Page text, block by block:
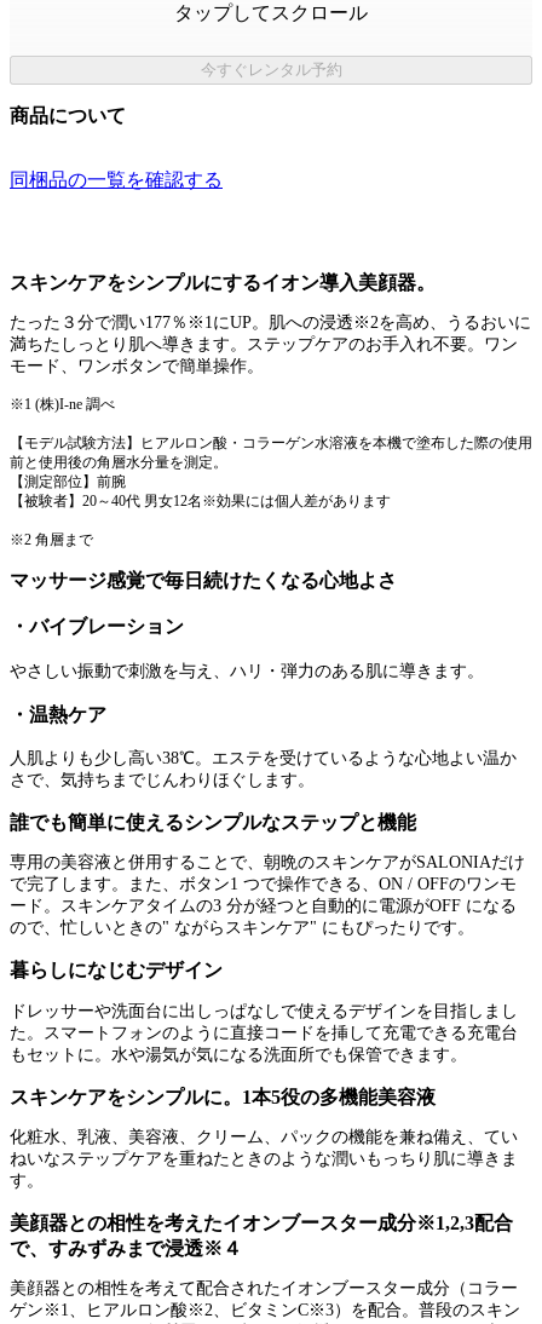
タップしてスクロール
今すぐレンタル予約
商品について
同梱品の一覧を確認する
スキンケアをシンプルにするイオン導入美顔器。
たった３分で潤い177％※1にUP。肌への浸透※2を高め、うるおいに
満ちたしっとり肌へ導きます。ステップケアのお手入れ不要。ワン
モード、ワンボタンで簡単操作。
※1 (株)I-ne 調べ
【モデル試験方法】ヒアルロン酸・コラーゲン水溶液を本機で塗布した際の使用
前と使用後の角層水分量を測定。
【測定部位】前腕
【被験者】20～40代 男女12名※効果には個人差があります
※2 角層まで
マッサージ感覚で毎日続けたくなる心地よさ
・バイブレーション
やさしい振動で刺激を与え、ハリ・弾力のある肌に導きます。
・温熱ケア
人肌よりも少し高い38℃。エステを受けているような心地よい温か
さで、気持ちまでじんわりほぐします。
誰でも簡単に使えるシンプルなステップと機能
専用の美容液と併用することで、朝晩のスキンケアがSALONIAだけ
で完了します。また、ボタン1 つで操作できる、ON / OFFのワンモ
ード。スキンケアタイムの3 分が経つと自動的に電源がOFF になる
ので、忙しいときの" ながらスキンケア" にもぴったりです。
暮らしになじむデザイン
ドレッサーや洗面台に出しっぱなしで使えるデザインを目指しまし
た。スマートフォンのように直接コードを挿して充電できる充電台
もセットに。水や湯気が気になる洗面所でも保管できます。
スキンケアをシンプルに。1本5役の多機能美容液
化粧水、乳液、美容液、クリーム、パックの機能を兼ね備え、てい
ねいなステップケアを重ねたときのような潤いもっちり肌に導きま
す。
美顔器との相性を考えたイオンブースター成分※1,2,3配合
で、すみずみまで浸透※４
美顔器との相性を考えて配合されたイオンブースター成分（コラー
ゲン※1、ヒアルロン酸※2、ビタミンC※3）を配合。普段のスキン